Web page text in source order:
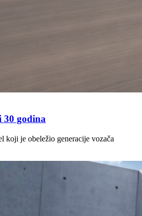
30 godina
koji je obeležio generacije vozača